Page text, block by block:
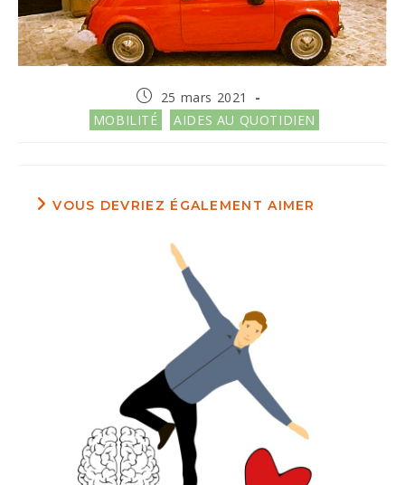
Publication
publiée :
25 mars 2021
Post
category:
MOBILITÉ AIDES AU QUOTIDIEN
VOUS DEVRIEZ ÉGALEMENT AIMER